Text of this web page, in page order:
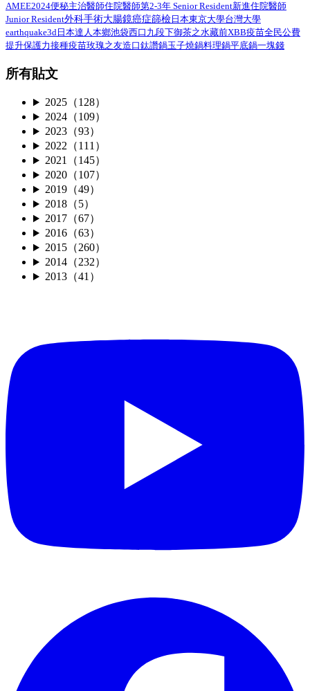
AMEE2024便秘主治醫師住院醫師第2-3年 Senior Resident新進住院醫師
Junior Resident外科手術大腸鏡癌症篩檢 日本東京大學台灣大學
earthquake3d 日本達人本鄉池袋西口 九段下御茶之水藏前XBB疫苗全民公費
提升保護力接種疫苗玫瑰之友造口鈦讚鍋玉子燒鍋料理鍋平底鍋一塊錢
所有貼文
2025（128）
2024（109）
2023（93）
2022（111）
2021（145）
2020（107）
2019（49）
2018（5）
2017（67）
2016（63）
2015（260）
2014（232）
2013（41）